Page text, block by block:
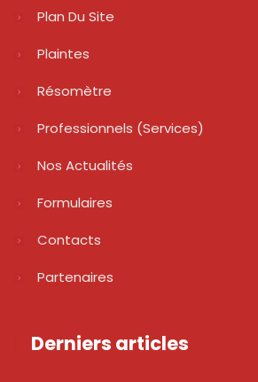
Plan Du Site
Plaintes
Résomètre
Professionnels (services)
Nos Actualités
Formulaires
Contacts
Partenaires
Derniers articles